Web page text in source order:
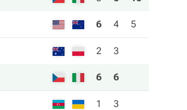
6 4 5
2 3
6 6
1 3